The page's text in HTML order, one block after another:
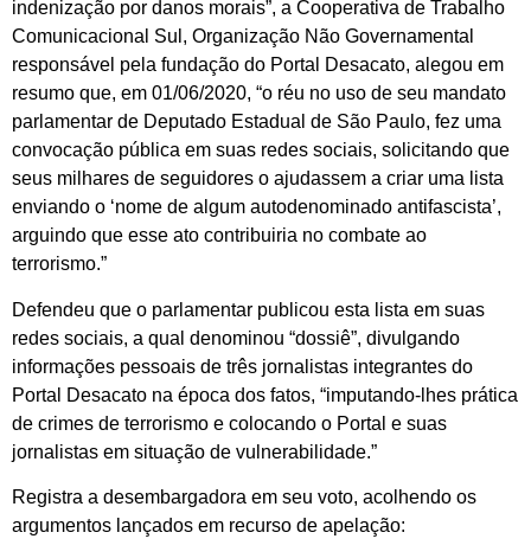
indenização por danos morais”, a Cooperativa de Trabalho
Comunicacional Sul, Organização Não Governamental
responsável pela fundação do Portal Desacato, alegou em
resumo que, em 01/06/2020, “o réu no uso de seu mandato
parlamentar de Deputado Estadual de São Paulo, fez uma
convocação pública em suas redes sociais, solicitando que
seus milhares de seguidores o ajudassem a criar uma lista
enviando o ‘nome de algum autodenominado antifascista’,
arguindo que esse ato contribuiria no combate ao
terrorismo.”
Defendeu que o parlamentar publicou esta lista em suas
redes sociais, a qual denominou “dossiê”, divulgando
informações pessoais de três jornalistas integrantes do
Portal Desacato na época dos fatos, “imputando-lhes prática
de crimes de terrorismo e colocando o Portal e suas
jornalistas em situação de vulnerabilidade.”
Registra a desembargadora em seu voto, acolhendo os
argumentos lançados em recurso de apelação: